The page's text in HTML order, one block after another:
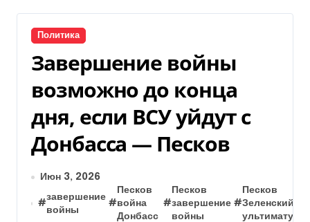
Политика
Завершение войны
возможно до конца
дня, если ВСУ уйдут с
Донбасса — Песков
Июн 3, 2026
#
завершение
войны
#
Песков
война
Донбасс
#
Песков
завершение
войны
#
Песков
Зеленский
ультиматум